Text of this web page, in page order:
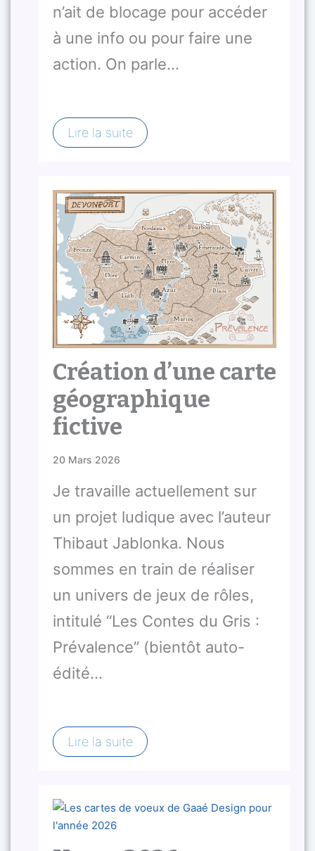
n’ait de blocage pour accéder
à une info ou pour faire une
action. On parle…
Lire la suite
Création d’une carte
géographique
fictive
20 Mars 2026
Je travaille actuellement sur
un projet ludique avec l’auteur
Thibaut Jablonka. Nous
sommes en train de réaliser
un univers de jeux de rôles,
intitulé “Les Contes du Gris :
Prévalence” (bientôt auto-
édité…
Lire la suite